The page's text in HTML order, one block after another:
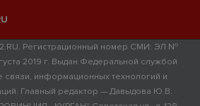
Регистрационный номер СМИ: ЭЛ №
2019 г. Выдан Федеральной службой
связи, информационных технологий и
Главный редактор — Давыдова Ю.В.